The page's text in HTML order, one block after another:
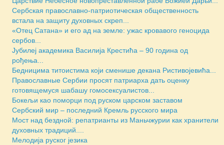
Сербская православно-патриотическая общественность
встала на защиту духовных скреп...
«Отец Сатана» и его ад на земле: ужас кровавого геноцида
сербов...
Јубилеј академика Василија Крестића – 90 година од
рођења...
Бедницима титоистима који сменише декана Ристивојевића...
Православные Сербии просят патриарха дать оценку
готовящемуся шабашу гомосексуалистов...
Бокељи као поморци под руском царском заставом
Сербский мир – последний Кремль русского мира
Мост над бездной: репатрианты из Маньчжурии как хранители
духовных традиций....
Мелодија руског језика